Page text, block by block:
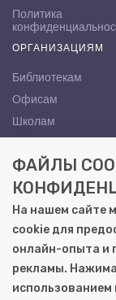
Политика
ОРГАНИЗАЦИЯМ
Библиотекам
Офисам
Школам
КОНТАКТЫ
Саратов, ул.
+7 (8452) 72-65-65
gemera@moya-
ФАЙЛЫ
На нашем сайте
cookie для
онлайн-опыта и
рекламы.